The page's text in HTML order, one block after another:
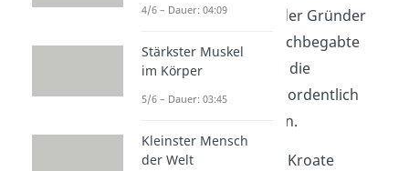
geschätzt wird. Er ist der Gründer
einer Plattform für Hochbegabte
und engagiert sich für die
Vernetzungvon außerordentlich
intelligenten Menschen.
Hauptberuflich ist der Kroate
4/6 – Dauer: 04:09
Stärkster Muskel
im Körper
5/6 – Dauer: 03:45
Kleinster Mensch
der Welt